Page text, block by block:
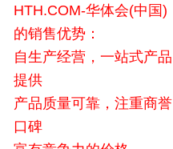
HTH.COM-华体会(中国)
的销售优势：
自生产经营，一站式产品
提供
产品质量可靠，注重商誉
口碑